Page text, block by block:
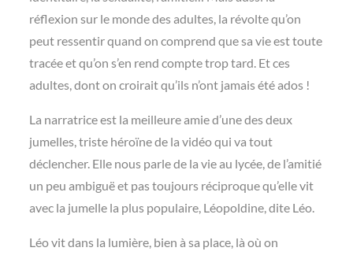
réflexion sur le monde des adultes, la révolte qu’on
peut ressentir quand on comprend que sa vie est toute
tracée et qu’on s’en rend compte trop tard. Et ces
adultes, dont on croirait qu’ils n’ont jamais été ados !
La narratrice est la meilleure amie d’une des deux
jumelles, triste héroïne de la vidéo qui va tout
déclencher. Elle nous parle de la vie au lycée, de l’amitié
un peu ambiguë et pas toujours réciproque qu’elle vit
avec la jumelle la plus populaire, Léopoldine, dite Léo.
Léo vit dans la lumière, bien à sa place, là où on